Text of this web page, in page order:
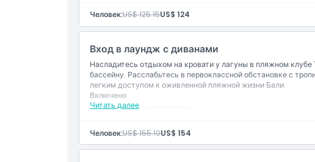
Местоположение
Дресс-код
Политика отмены
Виды на океан
Человек:US$ 125.15US$ 124
Вход в лаундж с диванами
Насладитесь отдыхом на кровати у лагуны в пляжном
бассейну. Расслабьтесь в первоклассной обстановке с
легким доступом к оживленной пляжной жизни Бали.
Читать далее
Включено
Использование лежака
Места для сидения у бассейна
Человек:US$ 155.10US$ 154